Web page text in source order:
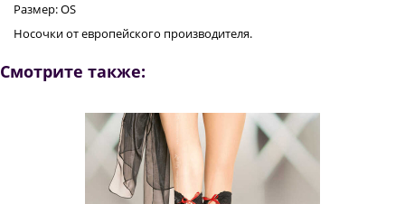
Размер: OS
Носочки от европейского производителя.
Смотрите также: